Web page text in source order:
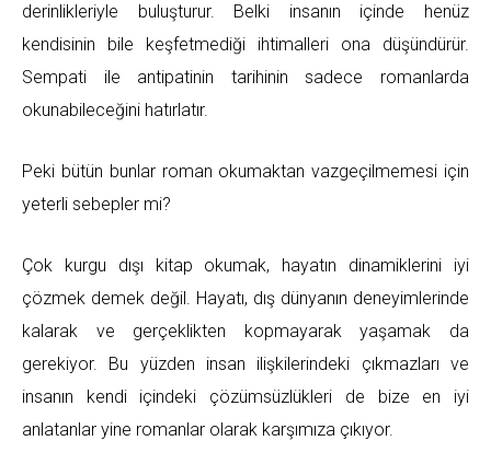
derinlikleriyle buluşturur. Belki insanın içinde henüz
kendisinin bile keşfetmediği ihtimalleri ona düşündürür.
Sempati ile antipatinin tarihinin sadece romanlarda
okunabileceğini hatırlatır.
Peki bütün bunlar roman okumaktan vazgeçilmemesi için
yeterli sebepler mi?
Çok kurgu dışı kitap okumak, hayatın dinamiklerini iyi
çözmek demek değil. Hayatı, dış dünyanın deneyimlerinde
kalarak ve gerçeklikten kopmayarak yaşamak da
gerekiyor. Bu yüzden insan ilişkilerindeki çıkmazları ve
insanın kendi içindeki çözümsüzlükleri de bize en iyi
anlatanlar yine romanlar olarak karşımıza çıkıyor.